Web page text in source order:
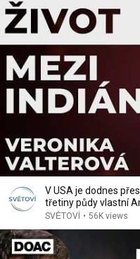
V USA je dodnes
třetiny půdy vlastní
SVĚTOVÍ • 56K views